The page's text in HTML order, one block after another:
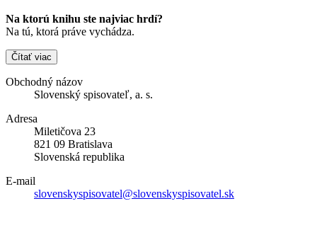
Na ktorú knihu ste najviac hrdí?
Na tú, ktorá práve vychádza.
Čítať viac
Obchodný názov
Slovenský spisovateľ, a. s.
Adresa
Miletičova 23
821 09 Bratislava
Slovenská republika
E-mail
slovenskyspisovatel@slovenskyspisovatel.sk